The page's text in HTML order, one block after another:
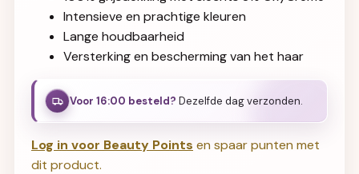
Intensieve en prachtige kleuren
Lange houdbaarheid
Versterking en bescherming van het haar
Voor 16:00 besteld? Dezelfde dag verzonden.
Log in voor Beauty Points en spaar punten met
dit product.